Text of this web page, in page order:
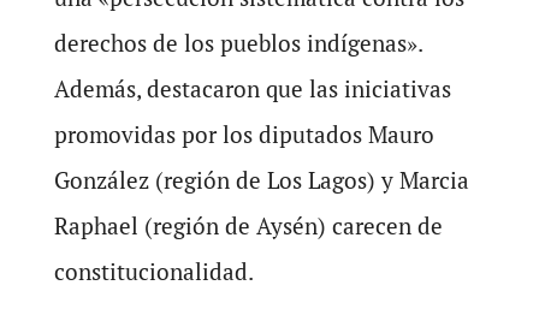
derechos de los pueblos indígenas».
Además, destacaron que las iniciativas
promovidas por los diputados Mauro
González (región de Los Lagos) y Marcia
Raphael (región de Aysén) carecen de
constitucionalidad.